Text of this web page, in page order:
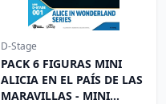
D-Stage
PACK 6 FIGURAS MINI
ALICIA EN EL PAÍS DE LAS
MARAVILLAS - MINI